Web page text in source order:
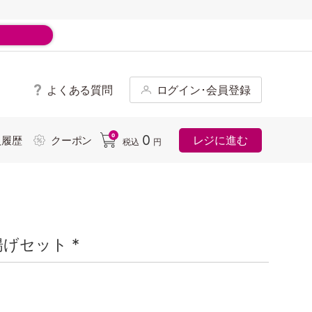
よくある質問 ログイン･会員登録
歴 クーポン 0
税込 0 円 レジに進む
セット *